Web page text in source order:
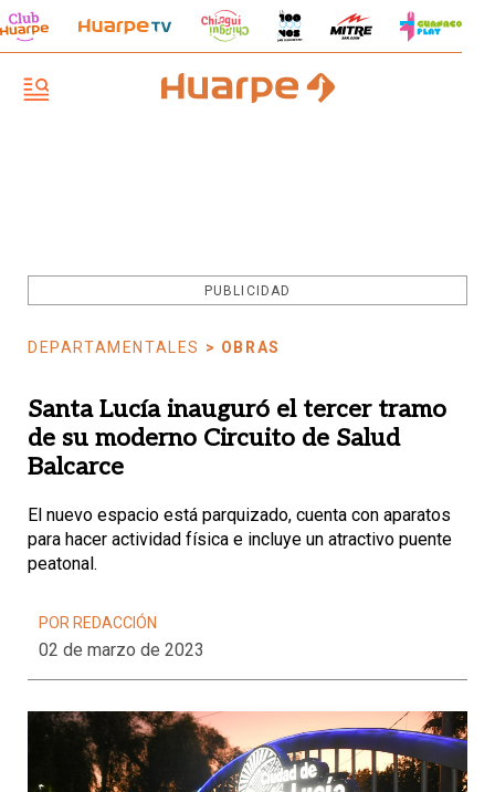
PUBLICIDAD
DEPARTAMENTALES > OBRAS
Santa Lucía inauguró el tercer tramo
de su moderno Circuito de Salud
Balcarce
El nuevo espacio está parquizado, cuenta con aparatos
para hacer actividad física e incluye un atractivo puente
peatonal.
POR REDACCIÓN
02 de marzo de 2023